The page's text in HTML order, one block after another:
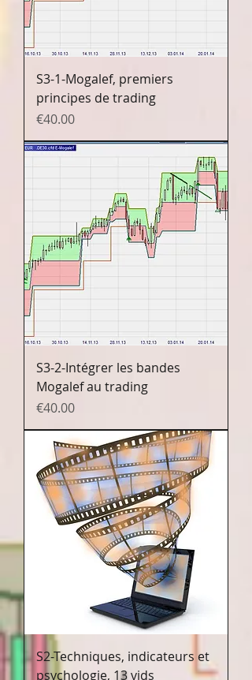
S3-1-Mogalef, premiers
principes de trading
Prix
€40.00
S3-2-Intégrer les bandes
Mogalef au trading
Prix
€40.00
S2-Techniques, indicateurs et
psychologie, 13 vids